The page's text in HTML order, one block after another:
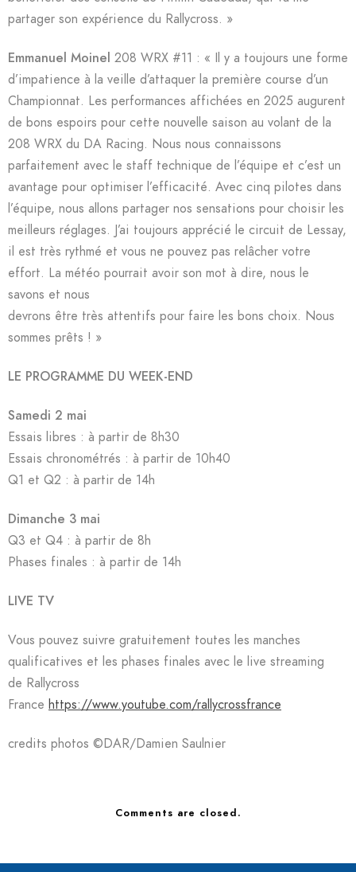
partager son expérience du Rallycross. »
Emmanuel Moinel 208 WRX #11 : « Il y a toujours une forme
d’impatience à la veille d’attaquer la première course d’un
Championnat. Les performances affichées en 2025 augurent
de bons espoirs pour cette nouvelle saison au volant de la
208 WRX du DA Racing. Nous nous connaissons
parfaitement avec le staff technique de l’équipe et c’est un
avantage pour optimiser l’efficacité. Avec cinq pilotes dans
l’équipe, nous allons partager nos sensations pour choisir les
meilleurs réglages. J’ai toujours apprécié le circuit de Lessay,
il est très rythmé et vous ne pouvez pas relâcher votre
effort. La météo pourrait avoir son mot à dire, nous le
savons et nous
devrons être très attentifs pour faire les bons choix. Nous
sommes prêts ! »
LE PROGRAMME DU WEEK-END
Samedi 2 mai
Essais libres : à partir de 8h30
Essais chronométrés : à partir de 10h40
Q1 et Q2 : à partir de 14h
Dimanche 3 mai
Q3 et Q4 : à partir de 8h
Phases finales : à partir de 14h
LIVE TV
Vous pouvez suivre gratuitement toutes les manches
qualificatives et les phases finales avec le live streaming
de Rallycross
France https://www.youtube.com/rallycrossfrance
credits photos ©️DAR/Damien Saulnier
Comments are closed.